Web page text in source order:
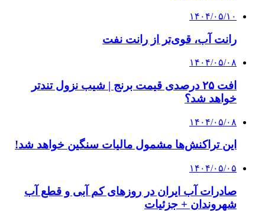
۱۴۰۴/۰۵/۱۰
رانت آب، قوی‌تر از رانت نفت
۱۴۰۴/۰۵/۰۸
افت ۲۵ درصدی قیمت برنج | شیب نزول تندتر
خواهد شد؟
۱۴۰۴/۰۵/۰۸
این تراکنش‌ها مشمول مالیات سنگین خواهد شد!
۱۴۰۴/۰۵/۰۵
صادرات آب ایران در روزهای کم آبی و قطع آب
شهروندان + جزئیات